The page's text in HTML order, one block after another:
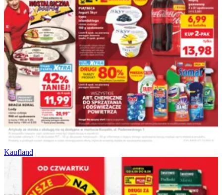
Kaufland